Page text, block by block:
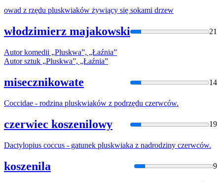
owad z rzędu pluskwiaków żywiący się sokami drzew
włodzimierz majakowski 21
Autor komedii „Pluskwa”, „Łaźnia”
Autor sztuk „Pluskwa”, „Łaźnia”
misecznikowate 14
Coccidae - rodzina pluskwiaków z podrzędu czerwców.
czerwiec koszenilowy 19
Dactylopius coccus - gatunek pluskwiaka z nadrodziny czerwców.
koszenila 9